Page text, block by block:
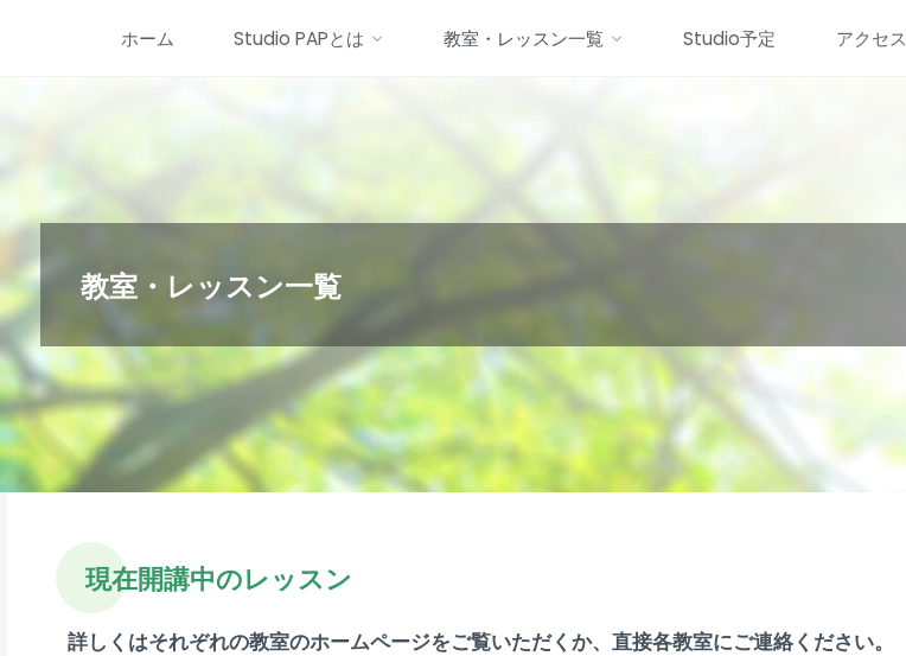
ス
ッ
ホーム Studio PAPとは 教室・レッスン一覧 Studio予定 アクセス
教室・レッスン一覧
現在開講中のレッスン
詳しくはそれぞれの教室のホームページをご覧いただくか、直接各教室にご連絡ください。